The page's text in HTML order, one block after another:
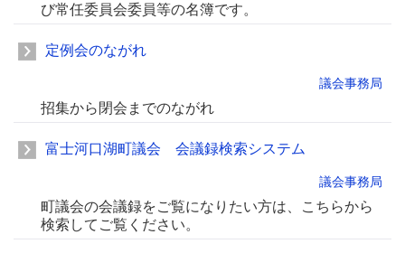
び常任委員会委員等の名簿です。
定例会のながれ
議会事務局
招集から閉会までのながれ
富士河口湖町議会 会議録検索システム
議会事務局
町議会の会議録をご覧になりたい方は、こちらから
検索してご覧ください。